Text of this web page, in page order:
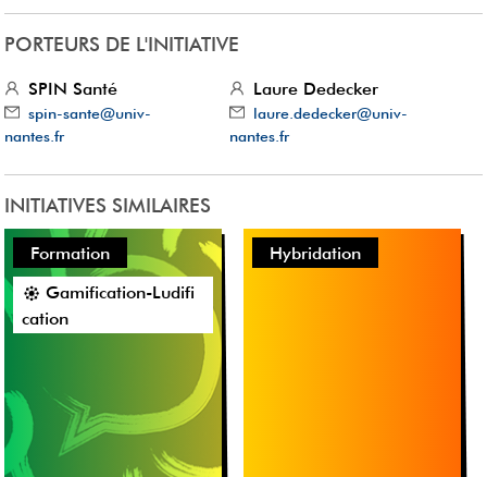
PORTEURS DE L'INITIATIVE
SPIN Santé
spin-sante@univ-
nantes.fr
Laure Dedecker
laure.dedecker@univ-
nantes.fr
INITIATIVES SIMILAIRES
Formation
Gamification-Ludifi
cation
Hybridation